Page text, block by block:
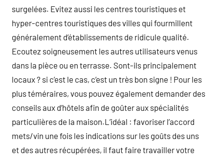
surgelées. Evitez aussi les centres touristiques et
hyper-centres touristiques des villes qui fourmillent
généralement d’établissements de ridicule qualité.
Ecoutez soigneusement les autres utilisateurs venus
dans la pièce ou en terrasse. Sont-ils principalement
locaux ? si c’est le cas, c’est un très bon signe ! Pour les
plus téméraires, vous pouvez également demander des
conseils aux d’hôtels afin de goûter aux spécialités
particulières de la maison.L’idéal : favoriser l’accord
mets/vin une fois les indications sur les goûts des uns
et des autres récupérées, il faut faire travailler votre